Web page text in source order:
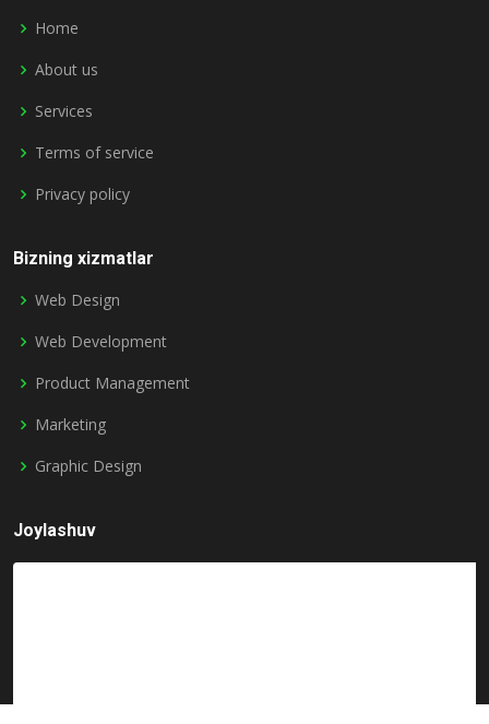
Home
About us
Services
Terms of service
Privacy policy
Bizning xizmatlar
Web Design
Web Development
Product Management
Marketing
Graphic Design
Joylashuv